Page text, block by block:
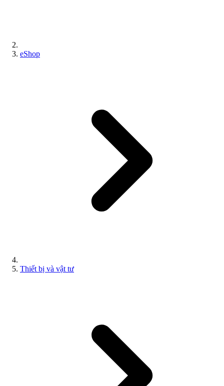
eShop
Thiết bị và vật tư